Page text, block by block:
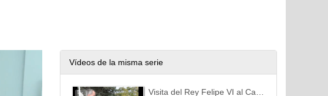
Vídeos de la misma serie